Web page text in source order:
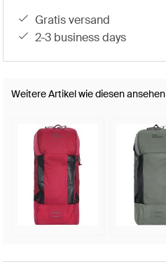
gratis versand
2-3 business days
Weitere Artikel wie diesen ansehen